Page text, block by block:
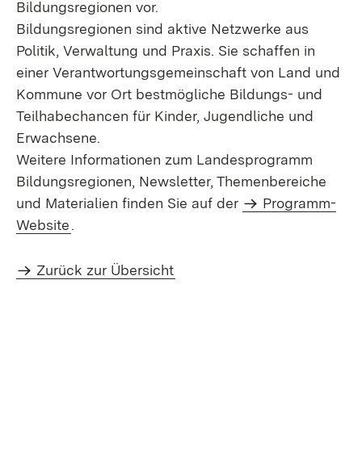
Bildungsregionen vor.
Bildungsregionen sind aktive Netzwerke aus
Politik, Verwaltung und Praxis. Sie schaffen in
einer Verantwortungsgemeinschaft von Land und
Kommune vor Ort bestmögliche Bildungs- und
Teilhabechancen für Kinder, Jugendliche und
Erwachsene.
Weitere Informationen zum Landesprogramm
Bildungsregionen, Newsletter, Themenbereiche
und Materialien finden Sie auf der
Programm-
Website.
Zurück zur Übersicht